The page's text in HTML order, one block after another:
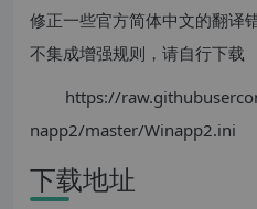
修正一些官方简体中文的翻译
不集成增强规则，请自行下载
https://
napp2/master/Winapp2.ini
下载地址